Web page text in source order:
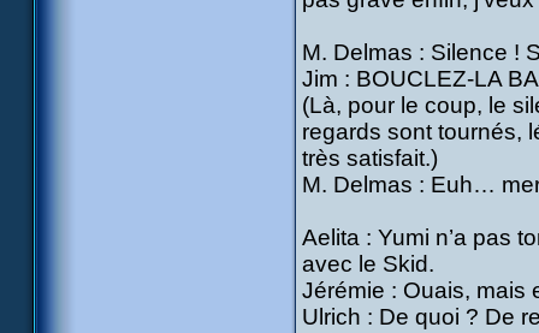
M. Delmas : Silence !
Jim : BOUCLEZ-LA
(Là, pour le coup, le
regards sont tournés,
très satisfait.)
M. Delmas : Euh…
Aelita : Yumi n’a pas
avec le Skid.
Jérémie : Ouais, mais
Ulrich : De quoi ? De